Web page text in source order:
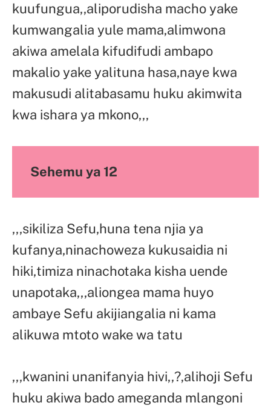
kuufungua,,aliporudisha macho yake
kumwangalia yule mama,alimwona
akiwa amelala kifudifudi ambapo
makalio yake yalituna hasa,naye kwa
makusudi alitabasamu huku akimwita
kwa ishara ya mkono,,,
Sehemu ya 12
,,,sikiliza Sefu,huna tena njia ya
kufanya,ninachoweza kukusaidia ni
hiki,timiza ninachotaka kisha uende
unapotaka,,,aliongea mama huyo
ambaye Sefu akijiangalia ni kama
alikuwa mtoto wake wa tatu
,,,kwanini unanifanyia hivi,,?,alihoji Sefu
huku akiwa bado ameganda mlangoni